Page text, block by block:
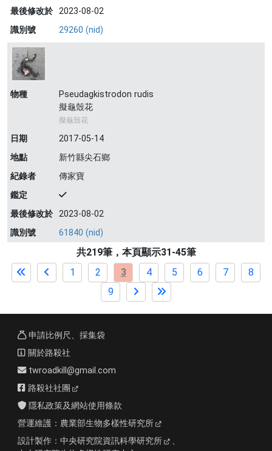
最後修改於 2023-08-02
識別號
29260 (nid)
物種
Pseudagkistrodon rudis
擬龜殼花
擬龜殼花
日期
2017-05-14
地點
新竹縣尖石鄉
紀錄者
傳家寶
鑑定
最後修改於 2023-08-02
識別號
61840 (nid)
共219筆，本頁顯示31-45筆
1
2 3 4 5 6 7
8
9
申請比例尺、採集袋
關於路殺社
twroadkill@gmail.com
路殺社社團
隱私政策及網站使用條款
營運維護： 農業部生物多樣性研究所
設計製作： 中央研究院資訊科學研究所
、